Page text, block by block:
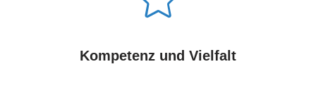
Kompetenz und Vielfalt